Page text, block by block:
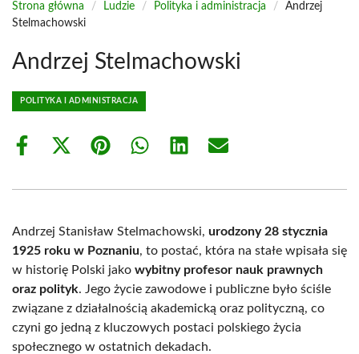
Strona główna / Ludzie / Polityka i administracja /
Andrzej
Stelmachowski
Andrzej Stelmachowski
POLITYKA I ADMINISTRACJA
Share
Share
(Twitter)
Share Share Share Share
Andrzej Stanisław Stelmachowski, urodzony 28 stycznia
1925 roku w Poznaniu, to postać, która na stałe wpisała się
w historię Polski jako wybitny profesor nauk prawnych
oraz polityk. Jego życie zawodowe i publiczne było ściśle
związane z działalnością akademicką oraz polityczną, co
czyni go jedną z kluczowych postaci polskiego życia
społecznego w ostatnich dekadach.